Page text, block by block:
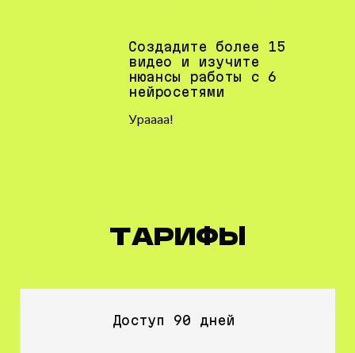
Создадите более 15
видео и изучите
нюансы работы с 6
нейросетями
Ураааа!
ТАРИФЫ
Доступ 90 дней